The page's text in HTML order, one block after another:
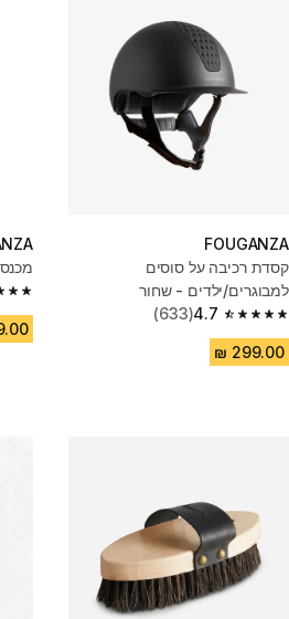
FOUGANZA
קסדת רכיבה על סוסים
למבוגרים/ילדים - שחור
4.7
4.7 out of 5 stars from 633 reviews
(633)
4.6 out of 5 stars from 890 reviews